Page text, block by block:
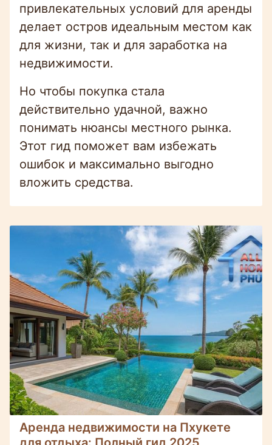
привлекательных условий для аренды
делает остров идеальным местом как
для жизни, так и для заработка на
недвижимости.
Но чтобы покупка стала
действительно удачной, важно
понимать нюансы местного рынка.
Этот гид поможет вам избежать
ошибок и максимально выгодно
вложить средства.
Аренда недвижимости на Пхукете